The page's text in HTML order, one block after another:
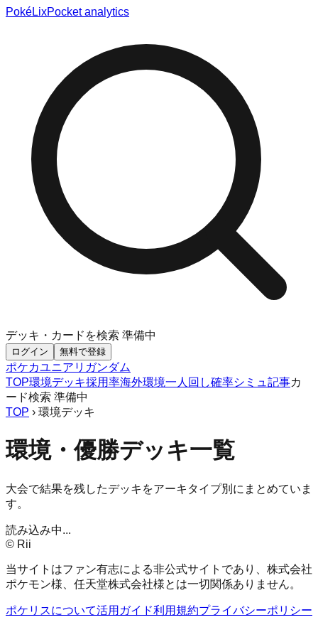
PokéLixPocket analytics
デッキ・カードを検索 準備中
ログイン 無料で登録
ポケカユニアリ ガンダム
TOP環境デッキ採用率海外環境一人回し確率シミュ 記事カ
ード検索 準備中
TOP › 環境デッキ
環境・優勝デッキ一覧
大会で結果を残したデッキをアーキタイプ別にまとめていま
す。
読み込み中...
© Rii
当サイトはファン有志による非公式サイトであり、株式会社
ポケモン様、任天堂株式会社様とは一切関係ありません。
ポケリスについて活用ガイド利用規約プライバシーポリシー